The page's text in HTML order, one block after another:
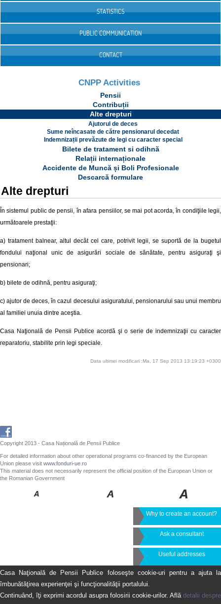
STATISTICS
PUBLIC COMMUNICATION
CONTACT
CNPP Activities
Pensii
Contribuții
Alte drepturi
Ajutorul de deces
Sume neîncasate de către pensionarul decedat
Indemnizații prevăzute de legi cu caracter special
Bilete de tratament si odihnă
Relații internaționale
Accidente de Muncă și Boli Profesionale
Descarcă formulare
Alte drepturi
În sistemul public de pensii, în afara pensiilor, se mai pot acorda, în condiţiile legii,
următoarele prestaţii:
a) tratament balnear, altul decât cel care, potrivit legii, se suportă de la bugetul
fondului naţional unic de asigurări sociale de sănătate, pentru asiguraţi şi
pensionari;
b) bilete de odihnă, pentru asiguraţi;
c) ajutor de deces, în cazul decesului asiguratului, pensionarului sau unui membru
al familiei unuia dintre aceştia.
Casa Naţională de Pensii Publice acordă şi o serie de indemnizaţii cu caracter
reparatoriu, stabilite prin legi speciale.
Data ultimei modificari :Ma, 17 Sep 2013 13:19:23 +0300
Copyright 2013 - Casa Națională de Pensii Publice
For detailed information about other operational programs co-financed by the European
Union please visit www.fonduri-ue.ro
This material does not necessarily represent the official position of the European Union or
the Romanian Government
Why to create an account?
Ask a consultant
Useful addresses
Casa Naţională de Pensii Publice foloseşte cookie-uri pentru a ajuta la
îmbunătăţirea experienţei şi funcţionalităţii portalului.
Continuând, îţi exprimi acordul asupra folosirii cookie-urilor. Află detalii despre